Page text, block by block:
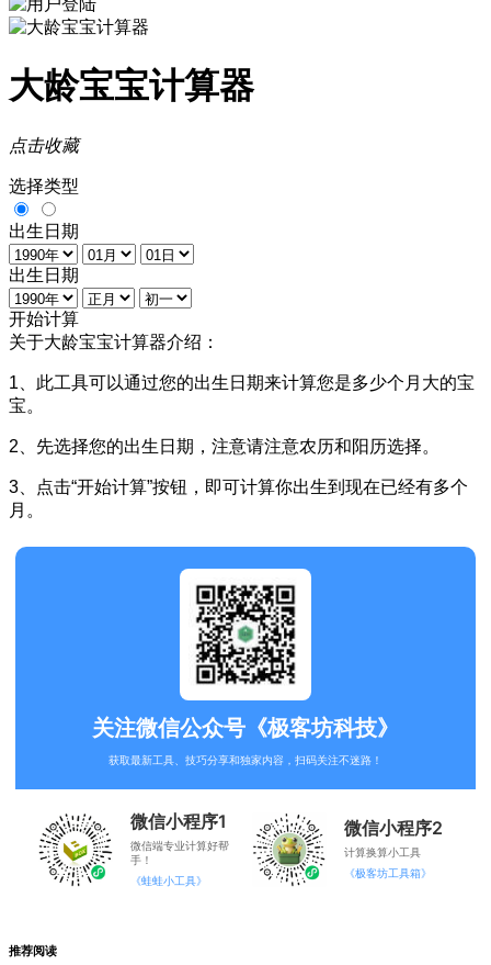
大龄宝宝计算器
点击收藏
选择类型
出生日期
出生日期
开始计算
关于大龄宝宝计算器介绍：
1、此工具可以通过您的出生日期来计算您是多少个月大的宝
宝。
2、先选择您的出生日期，注意请注意农历和阳历选择。
3、点击“开始计算”按钮，即可计算你出生到现在已经有多个
月。
关注微信公众号《极客坊科技》
获取最新工具、技巧分享和独家内容，扫码关注不迷路！
微信小程序1
微信端专业计算好帮
手！
《蛙蛙小工具》
微信小程序2
计算换算小工具
《极客坊工具箱》
推荐阅读